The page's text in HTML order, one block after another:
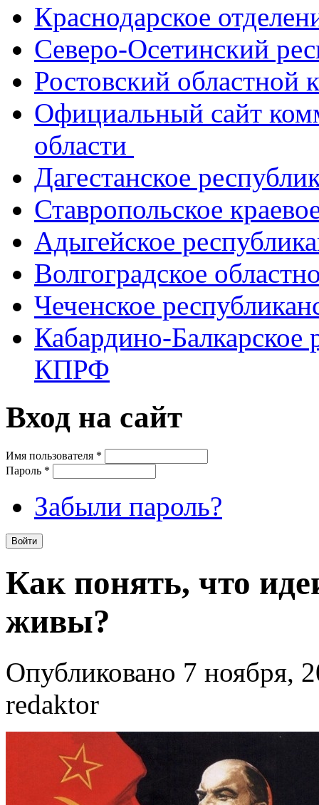
Краснодарское
Северо-Осетинский
Ростовский
Официальный сайт
области
Дагестанское
Ставропольское
Адыгейское
Волгоградское
Чеченское
Кабардино-Балкарское
КПРФ
Вход на сайт
Имя пользователя *
Пароль *
Забыли пароль?
Как понять, что
живы?
Опубликовано 7 ноября,
redaktor